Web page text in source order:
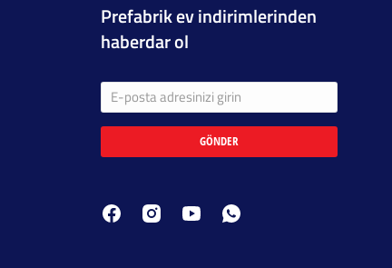
Prefabrik ev indirimlerinden
haberdar ol
GÖNDER